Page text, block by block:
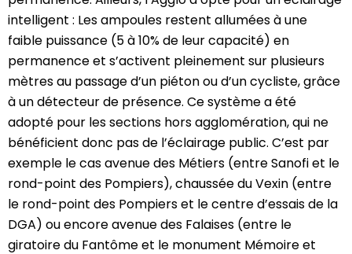
intelligent : Les ampoules restent allumées à une
faible puissance (5 à 10% de leur capacité) en
permanence et s’activent pleinement sur plusieurs
mètres au passage d’un piéton ou d’un cycliste, grâce
à un détecteur de présence. Ce système a été
adopté pour les sections hors agglomération, qui ne
bénéficient donc pas de l’éclairage public. C’est par
exemple le cas avenue des Métiers (entre Sanofi et le
rond-point des Pompiers), chaussée du Vexin (entre
le rond-point des Pompiers et le centre d’essais de la
DGA) ou encore avenue des Falaises (entre le
giratoire du Fantôme et le monument Mémoire et